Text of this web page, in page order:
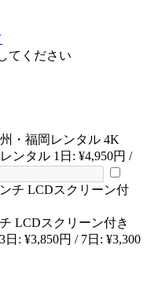
てください
4K
ンタル 1日: ¥4,950円 /
LCDスクリーン付き
日: ¥3,850円 / 7日: ¥3,300